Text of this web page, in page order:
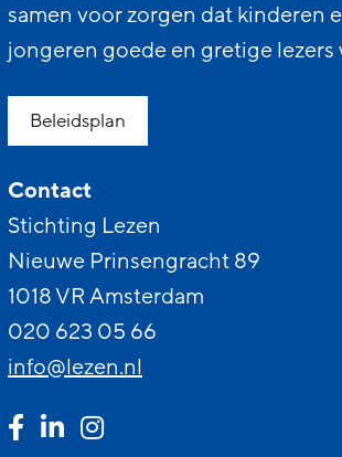
samen voor zorgen dat kinderen
jongeren goede en gretige lezers
Beleidsplan
Contact
Stichting Lezen
Nieuwe Prinsengracht 89
1018 VR Amsterdam
020 623 05 66
info@lezen.nl